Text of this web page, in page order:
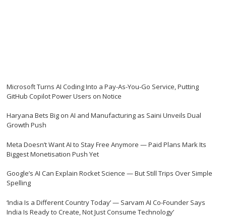
Microsoft Turns AI Coding Into a Pay-As-You-Go Service, Putting
GitHub Copilot Power Users on Notice
Haryana Bets Big on AI and Manufacturing as Saini Unveils Dual
Growth Push
Meta Doesn’t Want AI to Stay Free Anymore — Paid Plans Mark Its
Biggest Monetisation Push Yet
Google’s AI Can Explain Rocket Science — But Still Trips Over Simple
Spelling
‘India Is a Different Country Today’ — Sarvam AI Co-Founder Says
India Is Ready to Create, Not Just Consume Technology’